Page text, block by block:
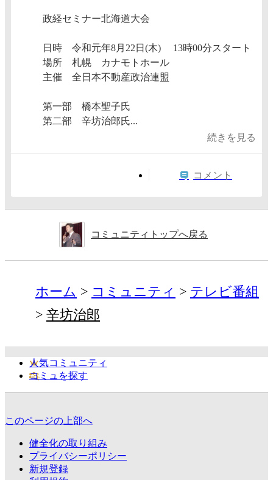
政経セミナー北海道大会
日時 令和元年8月22日(木) 13時00分スタート
場所 札幌 カナモトホール
主催 全日本不動産政治連盟
第一部 橋本聖子氏
第二部 辛坊治郎氏...
続きを見る
コメント
コミュニティトップへ戻る
ホーム コミュニティ
テレビ番組
辛坊治郎
人気コミュニティ
コミュを探す
このページの上部へ
健全化の取り組み
プライバシーポリシー
新規登録